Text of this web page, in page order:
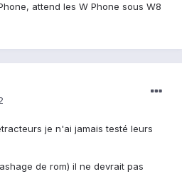
attend les W Phone sous W8
je n'ai jamais testé leurs
de rom) il ne devrait pas